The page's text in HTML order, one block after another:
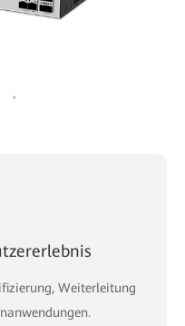
Weiterleitung